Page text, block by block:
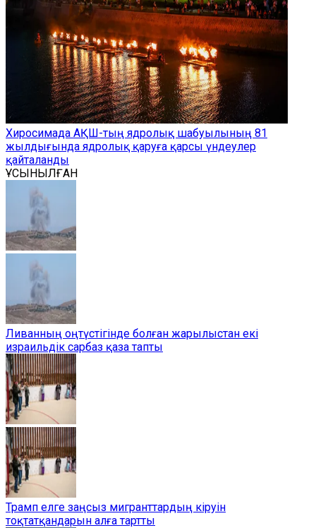
Хиросимада АҚШ-тың ядролық шабуылының 81
жылдығында ядролық қаруға қарсы үндеулер
қайталанды
ҰСЫНЫЛҒАН
Ливанның оңтүстігінде болған жарылыстан екі
израильдік сарбаз қаза тапты
Трамп елге заңсыз мигранттардың кіруін
тоқтатқандарын алға тартты